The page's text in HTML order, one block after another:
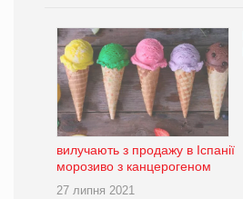
вилучають з продажу в Іспанії
морозиво з канцерогеном
27 липня 2021